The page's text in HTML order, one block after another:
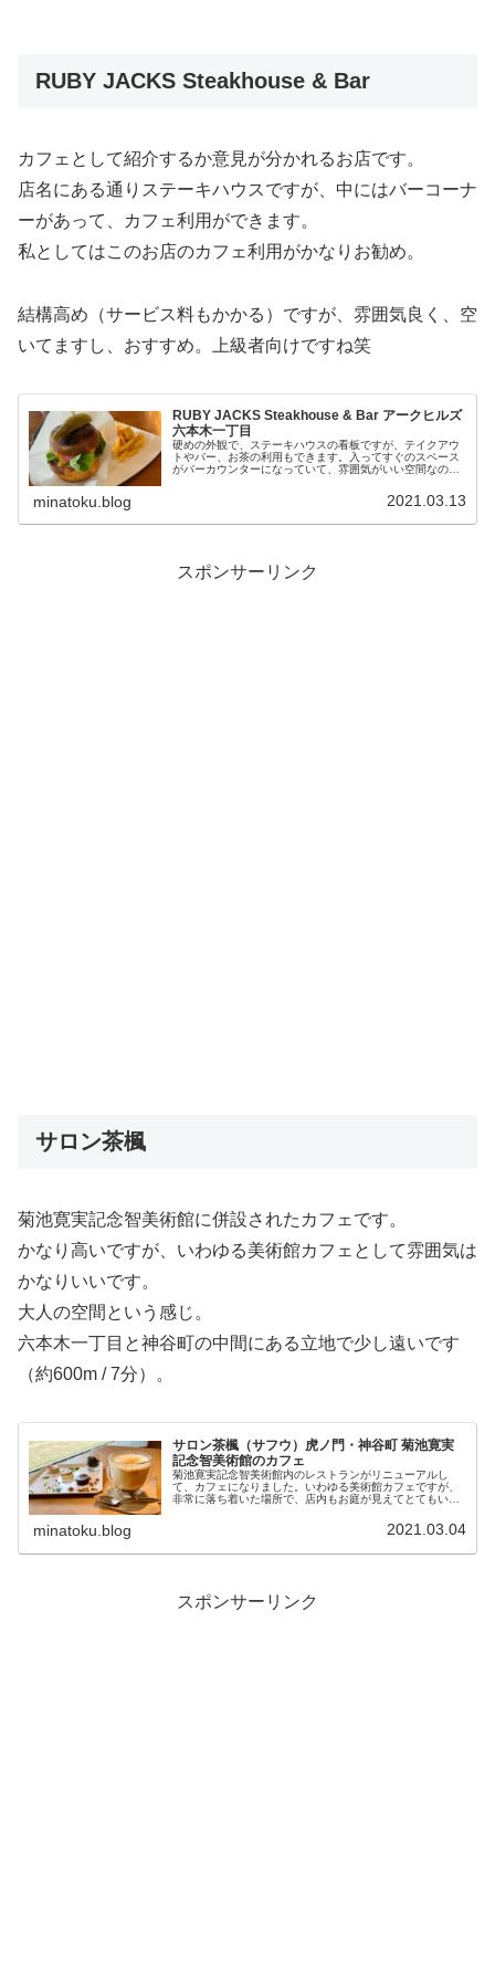
RUBY JACKS Steakhouse & Bar
カフェとして紹介するか意見が分かれるお店です。
店名にある通りステーキハウスですが、中にはバーコーナ
ーがあって、カフェ利用ができます。
私としてはこのお店のカフェ利用がかなりお勧め。
結構高め（サービス料もかかる）ですが、雰囲気良く、空
いてますし、おすすめ。上級者向けですね笑
RUBY JACKS Steakhouse & Bar アークヒルズ
六本木一丁目
硬めの外観で、ステーキハウスの看板ですが、テイクアウ
トやバー、お茶の利用もできます。入ってすぐのスペース
がバーカウンターになっていて、雰囲気がいい空間なの
minatoku.blog 2021.03.13
スポンサーリンク
サロン茶楓
菊池寛実記念智美術館に併設されたカフェです。
かなり高いですが、いわゆる美術館カフェとして雰囲気は
かなりいいです。
大人の空間という感じ。
六本木一丁目と神谷町の中間にある立地で少し遠いです
（約600m / 7分）。
サロン茶楓（サフウ）虎ノ門・神谷町 菊池寛実
記念智美術館のカフェ
菊池寛実記念智美術館内のレストランがリニューアルし
て、カフェになりました。いわゆる美術館カフェですが、
非常に落ち着いた場所で、店内もお庭が見えてとてもいい
minatoku.blog 2021.03.04
スポンサーリンク